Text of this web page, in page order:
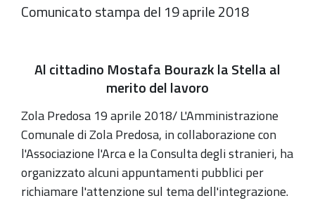
Comunicato stampa del 19 aprile 2018
Al cittadino Mostafa Bourazk la Stella al
merito del lavoro
Zola Predosa 19 aprile 2018/ L'Amministrazione
Comunale di Zola Predosa, in collaborazione con
l'Associazione l'Arca e la Consulta degli stranieri, ha
organizzato alcuni appuntamenti pubblici per
richiamare l'attenzione sul tema dell'integrazione.